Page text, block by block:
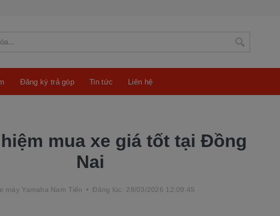
Đăng ký trả góp Tin tức Liên hệ
mua xe giá tốt tại Đồng
Nai
máy Yamaha Nam Tiến Đăng lúc: 28/03/2026 12:09:45